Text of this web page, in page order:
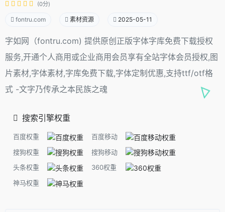
(0分)
fontru.com 素材资源 2025-05-11
字如网（fontru.com) 提供原创正版字体字库免费下载授权
服务,开通个人商用或企业商用会员享有全站字体会员授权,图
片素材,字体素材,字库免费下载,字体定制优惠,支持ttf/otf格
式 -文字乃传承之本民族之魂
搜索引擎权重
百度权重
百度移动
搜狗权重
搜狗移动
头条权重
360权重
神马权重